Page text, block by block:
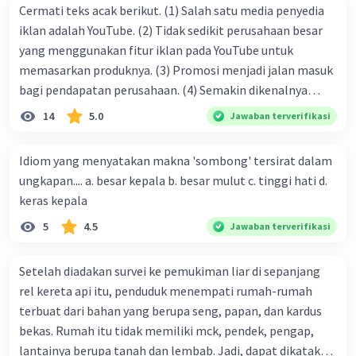
Iklan
Novel berlatar sejarah ini mengisahkan cinta dan
hidup Amba. Amba, anak seorang guru di sebuah
kota kecil, Kadipura, di Jawa Tengah. Ia
meninggalkan kotanya saat kuliah di jurusan
Sastra Inggris UGM.
Beri Rating Balas
Cermati teks acak berikut. (1) Salah satu media penyedia
iklan adalah YouTube. (2) Tidak sedikit perusahaan besar
yang menggunakan fitur iklan pada YouTube untuk
memasarkan produknya. (3) Promosi menjadi jalan masuk
bagi pendapatan perusahaan. (4) Semakin dikenalnya
suatu produk oleh konsumen, semakin besar pula peluang
perusahaan kepada konsumen. Urutan yang tepat agar
menjadi teks eksposisi yang padu adalah .... A. (1)-(2)-(3)-
(4)-(5) B. (2)-(1)-(3)-(4)-(5) C. (3)-(1)-(2)-(5)-(4) D. (3)-(5)-
(4)-(1)-(2) E. (5)-(1)-(3)-(4)-(2)
14 5.0 Jawaban terverifikasi
Idiom yang menyatakan makna 'sombong' tersirat dalam
ungkapan.... a. besar kepala b. besar mulut c. tinggi hati d.
keras kepala
5 4.5 Jawaban terverifikasi
Setelah diadakan survei ke pemukiman liar di sepanjang
rel kereta api itu, penduduk menempati rumah-rumah
terbuat dari bahan yang berupa seng, papan, dan kardus
bekas. Rumah itu tidak memiliki mck, pendek, pengap,
lantainya berupa tanah dan lembab. Jadi, dapat dikatakan